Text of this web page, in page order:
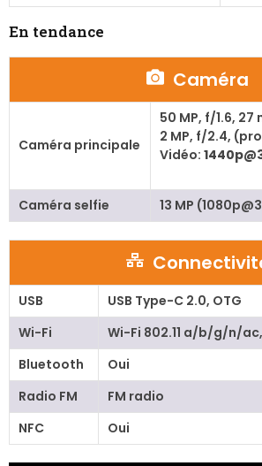
En tendance
Caméra
Caméra principale
50 MP, f/1.6,
2 MP, f/2.4,
Vidéo:
Caméra selfie 13 MP
USB
USB Type-C 2.0, OTG
Wi-Fi
Wi-Fi 802.11 a/b/g/n/
Bluetooth
Oui
Radio FM
FM radio
NFC
Oui